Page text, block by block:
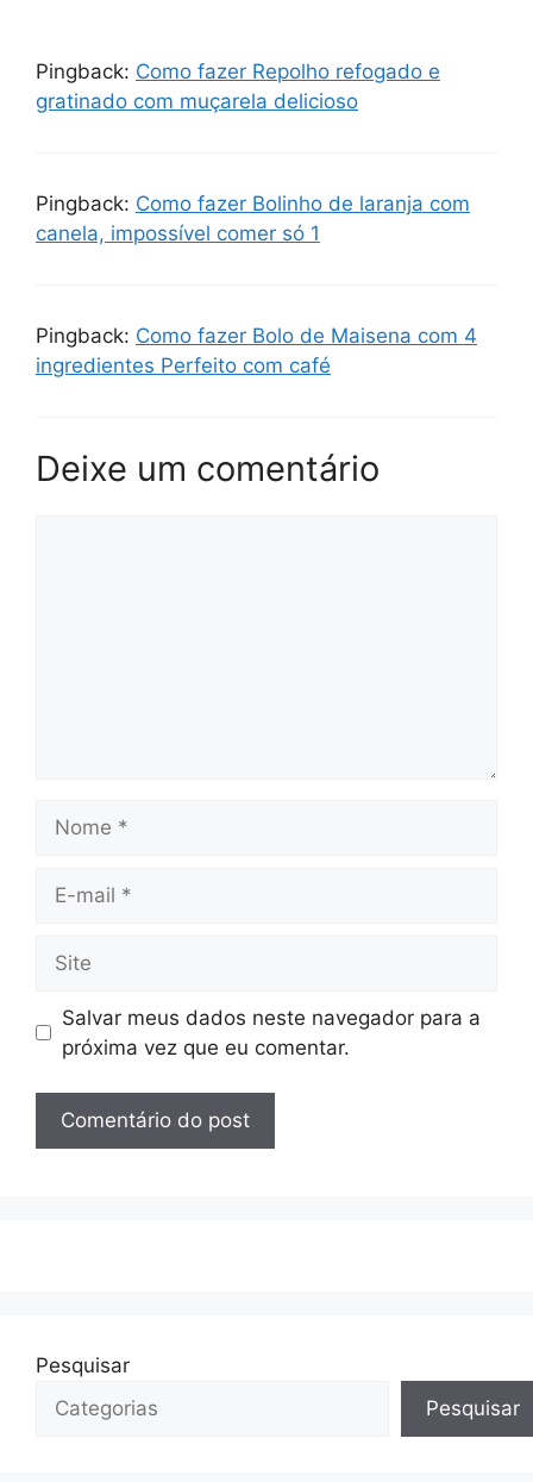
Pingback: Como fazer Repolho refogado e
gratinado com muçarela delicioso
Pingback: Como fazer Bolinho de laranja com
canela, impossível comer só 1
Pingback: Como fazer Bolo de Maisena com 4
ingredientes Perfeito com café
Deixe um comentário
mail
Salvar meus dados neste navegador para a
próxima vez que eu comentar.
Pesquisar
Pesquisar